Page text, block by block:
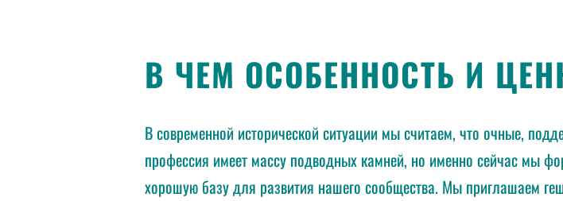
В ЧЕМ ОСОБЕННОСТЬ И
В современной исторической ситуации мы считаем, что очные,
профессия имеет массу подводных камней, но именно сейчас мы
хорошую базу для развития нашего сообщества. Мы приглашаем